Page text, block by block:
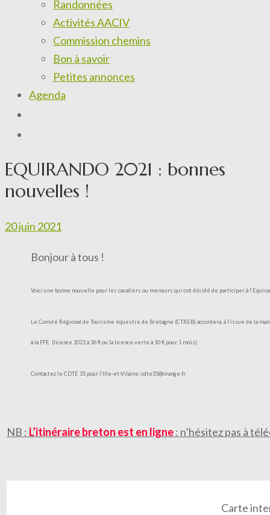
Randonnées
Activités AACIV
Commission chemins
Bon à savoir
Petites annonces
Agenda
EQUIRANDO 2021 : bonnes
nouvelles !
20 juin 2021
Bonjour à tous !
Voici une bonne nouvelle pour les cavaliers ou meneurs qui ont décidé de participer à
Le Comité Régional de Tourisme équestre de Bretagne (CTREB) accordera, à l’issue de la
à la FFE (licence 2021 à 36 € ou la licence verte à 10 € pour 1 mois).
Contactez le CDTE 35 pour l’Ille-et-Vilaine: cdte35@orange.fr.
NB : L’itinéraire breton est en ligne: n’hésitez pas à
Carte